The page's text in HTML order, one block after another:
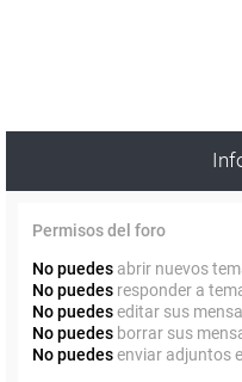
Permisos del foro
No puedes abrir nuevos
No puedes responder a
No puedeseditar sus
No puedes borrar sus
No puedesenviar adjuntos